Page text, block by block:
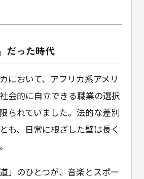
だった時代
において、アフリカ系アメリ
会的に自立できる職業の選択
られていました。法的な差別
も、日常に根ざした壁は長く
」のひとつが、音楽とスポー